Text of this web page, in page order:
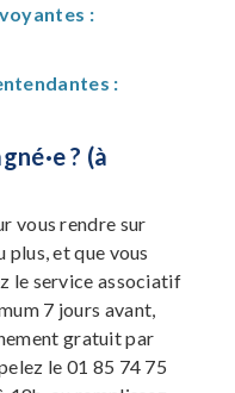
:
:
? (à
vous rendre sur
plus, et que vous
le service associatif
7 jours avant,
gratuit par
le 01 85 74 75